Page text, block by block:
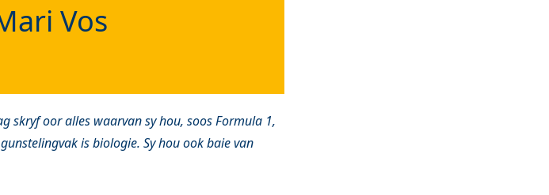
Vos
skryf oor alles waarvan sy hou, soos Formula 1,
is biologie. Sy hou ook baie van